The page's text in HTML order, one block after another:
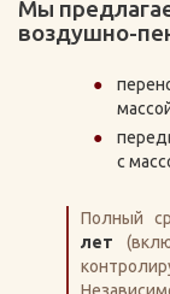
Мы
воздушно-
с
Полный
лет